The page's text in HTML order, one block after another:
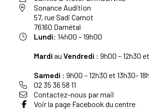
Sonance Audition
57, rue Sadi Carnot
76160 Darnétal
Lundi: 14h00 – 19h00
Mardi au Vendredi : 9h00 – 12h30
Samedi : 9h00 – 12h30 et 13h30-
02 35 36 58 11
Contactez-nous par mail
Voir la page Facebook du centre